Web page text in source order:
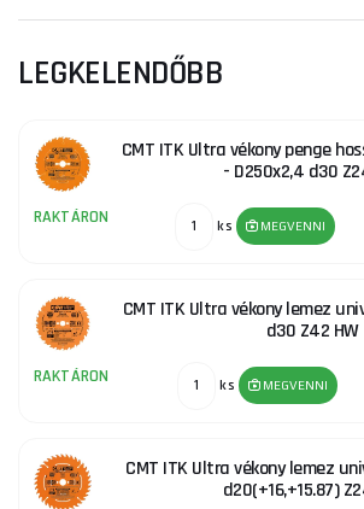
LEGKELENDŐBB
CMT ITK Ultra vékony penge
- D250x2,4 d30
RAKTÁRON ks MEGVENNI
CMT ITK Ultra vékony lemez
d30 Z42 HW
RAKTÁRON ks MEGVENNI
CMT ITK Ultra vékony lemez
d20(+16,+15.87)